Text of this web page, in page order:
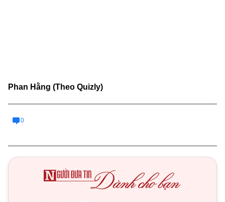
Phan Hằng (Theo Quizly)
0